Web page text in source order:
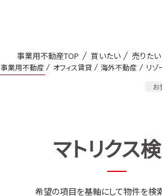
事業用不動産 オフィス賃貸 海外不動産 リゾ
お
事業用不動産TOP 買いたい 売りたい
マトリクス
希望の項目を基軸にして物件を検索